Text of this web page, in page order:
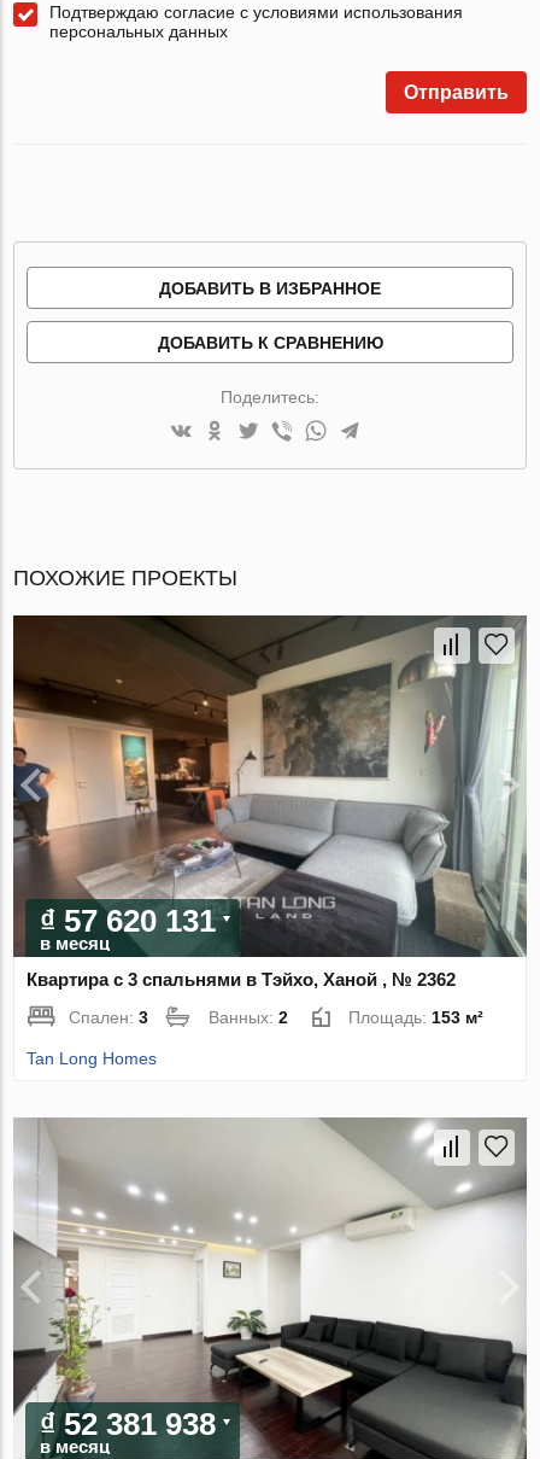
Подтверждаю согласие с условиями использования
персональных данных
Отправить
ДОБАВИТЬ В ИЗБРАННОЕ
ДОБАВИТЬ К СРАВНЕНИЮ
Поделитесь:
ПОХОЖИЕ ПРОЕКТЫ
₫ 57 620 131
в месяц
Квартира с 3 спальнями в Тэйхо, Ханой , № 2362
Спален:3 Ванных:2 Площадь:153 м²
Tan Long Homes
₫ 52 381 938
в месяц